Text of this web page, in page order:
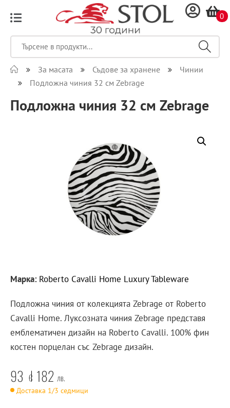
0
За масата Съдове за хранене
Чинии
Подложна чиния 32 см Zebrage
Подложна чиния 32 см Zebrage
Марка: Roberto Cavalli Home Luxury Tableware
Подложна чиния от колекцията Zebrage от Roberto
Cavalli Home. Луксозната чиния Zebrage представя
емблематичен дизайн на Roberto Cavalli. 100% фин
костен порцелан със Zebrage дизайн.
93 € 182 лв.
Доставка 1/3 седмици